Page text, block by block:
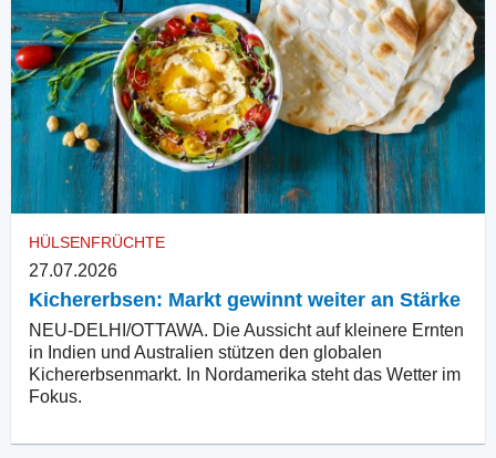
HÜLSENFRÜCHTE
27.07.2026
Kichererbsen: Markt gewinnt weiter an Stärke
NEU-DELHI/OTTAWA. Die Aussicht auf kleinere Ernten
in Indien und Australien stützen den globalen
Kichererbsenmarkt. In Nordamerika steht das Wetter im
Fokus.